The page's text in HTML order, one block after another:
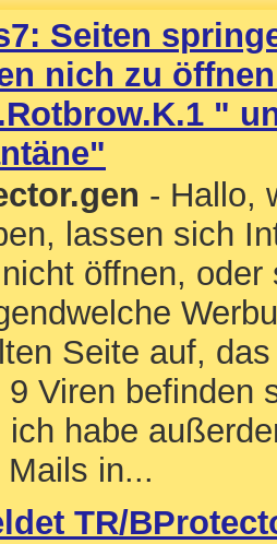
Seiten
nich zu
"
- Hallo,
lassen sich
öffnen,
Seite auf,
9 Viren befinden
ich habe
in...
TR/